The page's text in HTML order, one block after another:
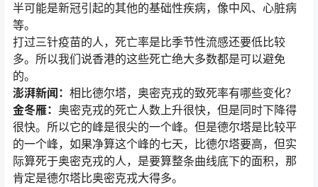
半可能是新冠引起的其他的基础性疾病，像中风、心脏病
等。
打过三针疫苗的人，死亡率是比季节性流感还要低比较
多。所以我们说香港的这些死亡绝大多数都是可以避免
的。
澎湃新闻： 相比德尔塔，奥密克戎的致死率有哪些变化？
金冬雁： 奥密克戎的死亡人数上升很快，但是同时下降得
很快。所以它的峰是很尖的一个峰。但是德尔塔是比较平
的一个峰，如果净算这个峰的七天，比德尔塔要高，但实
际算死于奥密克戎的人，是要算整条曲线底下的面积，那
肯定是德尔塔比奥密克戎大得多。